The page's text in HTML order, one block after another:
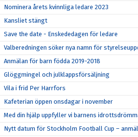
Nominera årets kvinnliga ledare 2023
Kansliet stängt
Save the date - Enskededagen för ledare
Valberedningen söker nya namn för
Anmälan för barn födda 2019-2018
Glöggmingel och julklappsförsäljning
Vila i frid Per Harrfors
Kafeterian öppen onsdagar i november
Med din hjälp uppfyller vi barnens
Nytt datum för Stockholm Football Cup –